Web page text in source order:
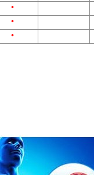
*
*
*